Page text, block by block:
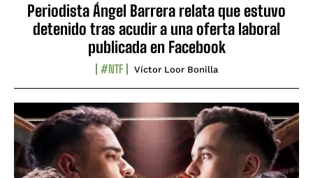
Periodista Ángel Barrera relata que estuvo
detenido tras acudir a una oferta laboral
publicada en Facebook
#NTF Víctor Loor Bonilla